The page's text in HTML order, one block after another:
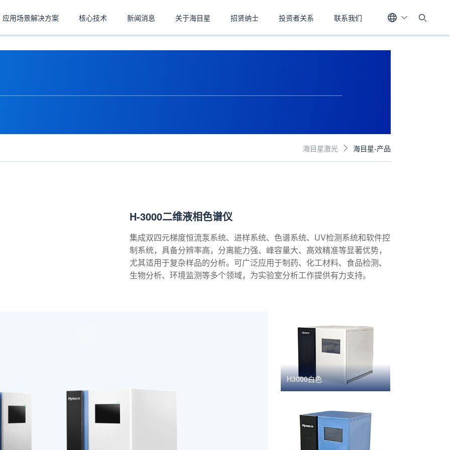
应用场景解决方案 核心技术 新闻消息 关于海目星 招贤纳士 投资者关系 联系我们
海目星激光  海目星-产品
H-3000二维液相色谱仪
集成双四元梯度恒流泵系统、进样系统、色谱系统、UV检测系统和软件控
制系统，具备分辨率高，分离能力强、峰容量大、高效精准等显著优势，
尤其适用于复杂样品的分析。可广泛应用于制药、化工材料、食品检测、
生物分析、环境监测等多个领域，为实验室分析工作提供有力支持。
H3000白色